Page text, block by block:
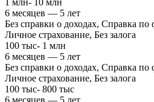
1 млн- 10 млн
6 месяцев — 5 лет
Без справки о доходах, Справка
Личное страхование, Без залога
100 тыс- 1 млн
6 месяцев — 5 лет
Без справки о доходах, Справка
Личное страхование, Без залога
100 тыс- 800 тыс
6 месяцев — 5 лет